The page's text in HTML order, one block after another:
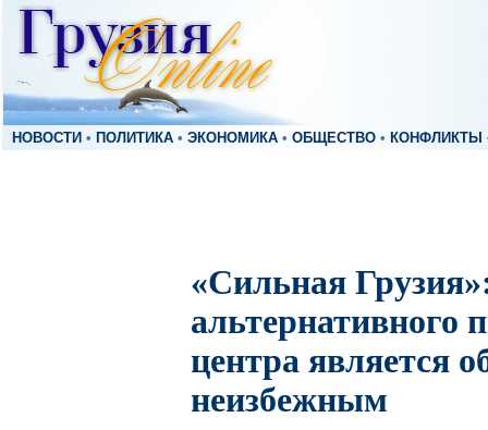
НОВОСТИ • ПОЛИТИКА • ЭКОНОМИКА • ОБЩЕСТВО • КОНФЛИКТЫ
«Сильная
альтернативного
центра является
неизбежным